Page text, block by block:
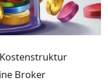
Broker